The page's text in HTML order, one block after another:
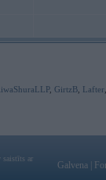
, GirtzB Lafter
saistīts ar
Galvena